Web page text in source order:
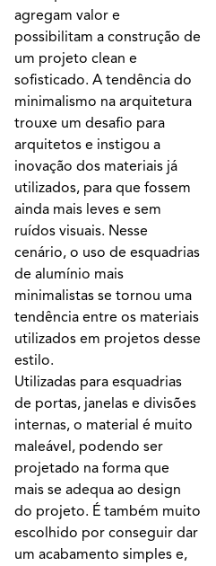
agregam valor e
possibilitam a construção de
um projeto clean e
sofisticado. A tendência do
minimalismo na arquitetura
trouxe um desafio para
arquitetos e instigou a
inovação dos materiais já
utilizados, para que fossem
ainda mais leves e sem
ruídos visuais. Nesse
cenário, o uso de esquadrias
de alumínio mais
minimalistas se tornou uma
tendência entre os materiais
utilizados em projetos desse
estilo.
Utilizadas para esquadrias
de portas, janelas e divisões
internas, o material é muito
maleável, podendo ser
projetado na forma que
mais se adequa ao design
do projeto. É também muito
escolhido por conseguir dar
um acabamento simples e,